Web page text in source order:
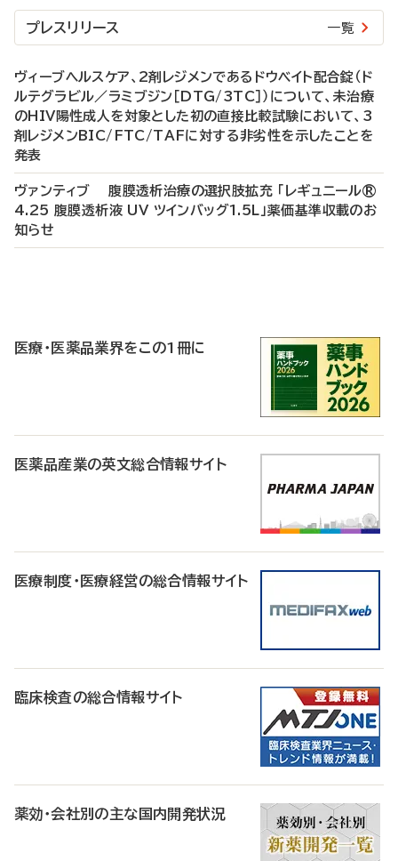
プレスリリース 一覧
ヴィーブヘルスケア、2剤レジメンであるドウベイト配合錠（ド
ルテグラビル／ラミブジン［DTG/3TC］）について、未治療
のHIV陽性成人を対象とした初の直接比較試験において、3
剤レジメンBIC/FTC/TAFに対する非劣性を示したことを
発表
ヴァンティブ 腹膜透析治療の選択肢拡充 「レギュニール®
4.25 腹膜透析液 UV ツインバッグ1.5L」薬価基準収載のお
知らせ
医療・医薬品業界をこの1冊に
医薬品産業の英文総合情報サイト
医療制度・医療経営の総合情報サイト
臨床検査の総合情報サイト
薬効・会社別の主な国内開発状況